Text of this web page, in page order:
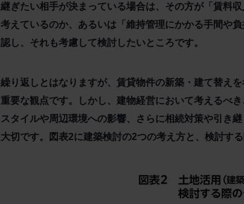
継ぎたい相手が決まっている場合は、その方が「賃料
考えているのか、あるいは「維持管理にかかる手間や
認し、それも考慮して検討したいところです。
繰り返しとはなりますが、賃貸物件の新築・建て替え
重要な観点です。しかし、建物経営において考えるべ
スタイルや周辺環境への影響、さらに相続対策や引き
大切です。図表2に建築検討の2つの考え方と、検討す